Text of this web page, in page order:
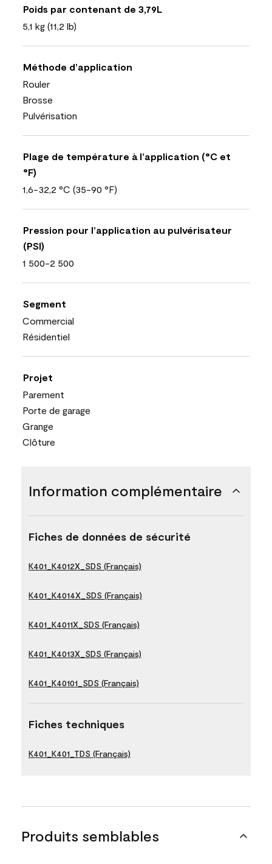
Poids par contenant de 3,79L
5,1 kg (11,2 lb)
Méthode d’application
Rouler
Brosse
Pulvérisation
Plage de température à l’application (°C et
°F)
1,6-32,2 °C (35-90 °F)
Pression pour l’application au pulvérisateur
(PSI)
1 500-2 500
Segment
Commercial
Résidentiel
Projet
Parement
Porte de garage
Grange
Clôture
Information complémentaire
Fiches de données de sécurité
K401_K4012X_SDS (Français)
K401_K4014X_SDS (Français)
K401_K4011X_SDS (Français)
K401_K4013X_SDS (Français)
K401_K40101_SDS (Français)
Fiches techniques
K401_K401_TDS (Français)
Produits semblables